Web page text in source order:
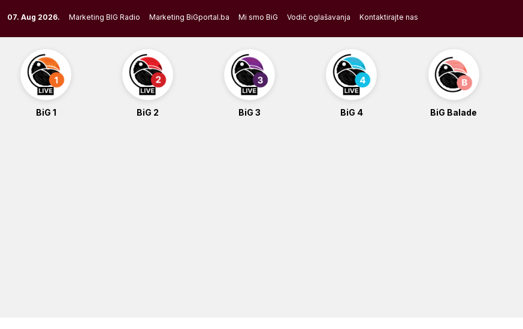
to
content
07. Aug 2026. Marketing BIG Radio Marketing BiGportal.ba Mi smo BiG Vodič oglašavanja Kontaktirajte nas
BiG 1 BiG 2 BiG 3 BiG 4 BiG Balade